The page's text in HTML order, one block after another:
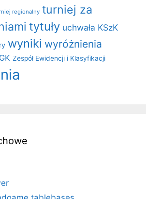
regionalny turniej za
tytuły uchwała KSzK
wyniki wyróżnienia
Zespół Ewidencji i Klasyfikacji